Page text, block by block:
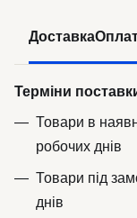
Доставка
Терміни
Товари в
робочих днів
Товари під
днів